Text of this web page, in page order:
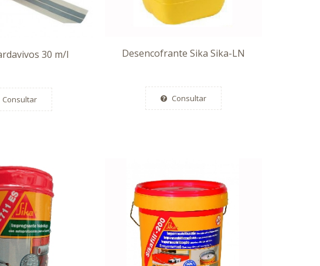
30 m/l
Consultar
Desencofrante Sika Sika-LN
Consultar